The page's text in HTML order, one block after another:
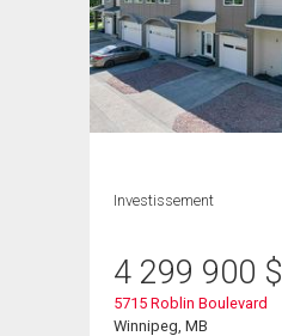
Investissement
4 299 900 $
5715 Roblin Boulevard
Winnipeg, MB